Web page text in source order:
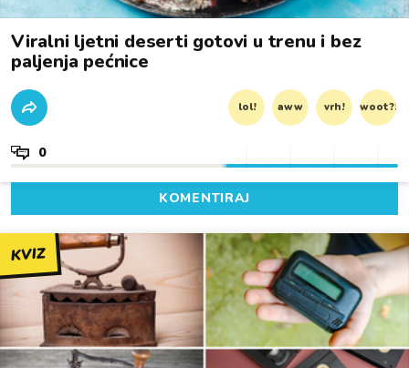
Viralni ljetni deserti gotovi u trenu i bez
paljenja pećnice
lol! aww vrh! woot?!
0
KOMENTIRAJ
KVIZ